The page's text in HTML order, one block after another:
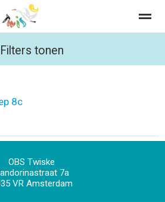
Filters tonen
8c
OBS Twiske
7a
VR Amsterdam